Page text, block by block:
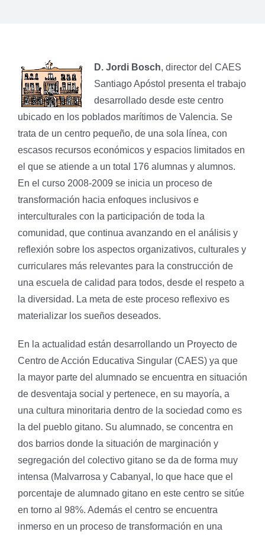
D. Jordi Bosch, director del CAES
Santiago Apóstol presenta el trabajo
desarrollado desde este centro
ubicado en los poblados marítimos de Valencia. Se
trata de un centro pequeño, de una sola línea, con
escasos recursos económicos y espacios limitados en
el que se atiende a un total 176 alumnas y alumnos.
En el curso 2008-2009 se inicia un proceso de
transformación hacia enfoques inclusivos e
interculturales con la participación de toda la
comunidad, que continua avanzando en el análisis y
reflexión sobre los aspectos organizativos, culturales y
curriculares más relevantes para la construcción de
una escuela de calidad para todos, desde el respeto a
la diversidad. La meta de este proceso reflexivo es
materializar los sueños deseados.
En la actualidad están desarrollando un Proyecto de
Centro de Acción Educativa Singular (CAES) ya que
la mayor parte del alumnado se encuentra en situación
de desventaja social y pertenece, en su mayoría, a
una cultura minoritaria dentro de la sociedad como es
la del pueblo gitano. Su alumnado, se concentra en
dos barrios donde la situación de marginación y
segregación del colectivo gitano se da de forma muy
intensa (Malvarrosa y Cabanyal, lo que hace que el
porcentaje de alumnado gitano en este centro se sitúe
en torno al 98%. Además el centro se encuentra
inmerso en un proceso de transformación en una